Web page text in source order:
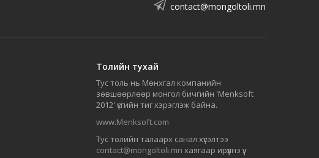
contact@mongoltoli.mn
Толийн тухай
Тус толь нь Мөнхгал компанийн
зөвшөөрлөөр монгол бичгийн 'Menksoft
2012' үсгийн тиг хэрэглэж байна.
www.Menksoft.com
Тус толийн талаарх санал хүсэлтээ
contact@mongoltoli.mn хаягаар ирүүлнэ үү.